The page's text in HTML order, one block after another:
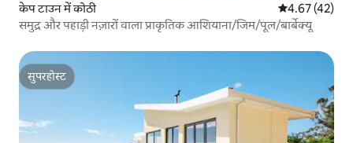
केप टाउन में कोठी औसत रेटिंग 5 में
4.67 (42)
समुद्र और पहाड़ी नज़ारों वाला प्राकृतिक आशियाना/जिम/पूल/बार्बेक्यू
सुपरहोस्ट
सुपरहोस्ट